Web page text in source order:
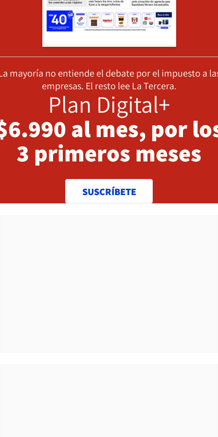
mayoría no entiende el debate por el impuesto a
empresas. El resto lee La Tercera.
Plan Digital+
al mes, por
3 primeros meses
SUSCRÍBETE